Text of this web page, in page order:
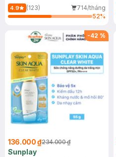
4.9 (123)
714/tháng
52%
-42 %
136.000 ₫234.000 ₫
Sunplay